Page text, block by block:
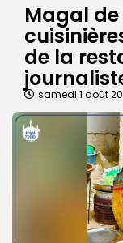
Magal de
de la
samedi 1 août